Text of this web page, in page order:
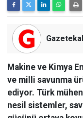
Makine ve Kimya
ve milli savunma
ediyor. Türk
nesil sistemler,